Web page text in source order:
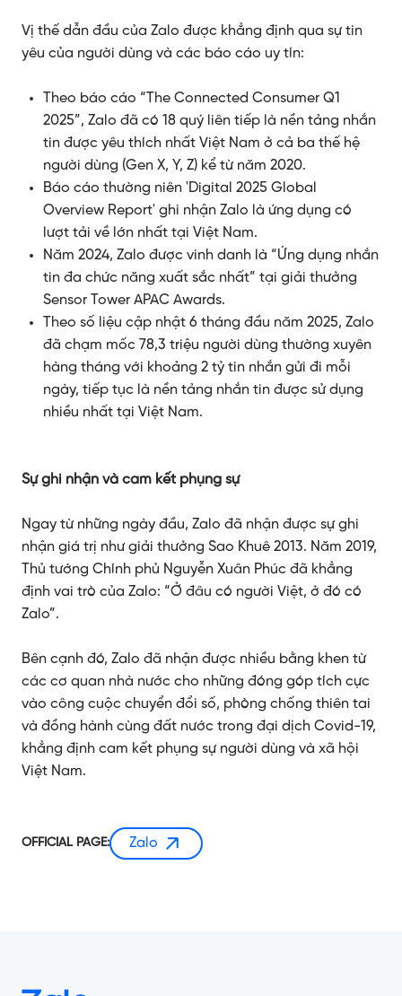
Vị thế dẫn đầu của Zalo được khẳng định qua sự tin
yêu của người dùng và các báo cáo uy tín:
Theo báo cáo “The Connected Consumer Q1
2025”, Zalo đã có 18 quý liên tiếp là nền tảng nhắn
tin được yêu thích nhất Việt Nam ở cả ba thế hệ
người dùng (Gen X, Y, Z) kể từ năm 2020.
Báo cáo thường niên 'Digital 2025 Global
Overview Report' ghi nhận Zalo là ứng dụng có
lượt tải về lớn nhất tại Việt Nam.
Năm 2024, Zalo được vinh danh là “Ứng dụng nhắn
tin đa chức năng xuất sắc nhất” tại giải thưởng
Sensor Tower APAC Awards.
Theo số liệu cập nhật 6 tháng đầu năm 2025, Zalo
đã chạm mốc 78,3 triệu người dùng thường xuyên
hàng tháng với khoảng 2 tỷ tin nhắn gửi đi mỗi
ngày, tiếp tục là nền tảng nhắn tin được sử dụng
nhiều nhất tại Việt Nam.
Sự ghi nhận và cam kết phụng sự
Ngay từ những ngày đầu, Zalo đã nhận được sự ghi
nhận giá trị như giải thưởng Sao Khuê 2013. Năm 2019,
Thủ tướng Chính phủ Nguyễn Xuân Phúc đã khẳng
định vai trò của Zalo: “Ở đâu có người Việt, ở đó có
Zalo”.
Bên cạnh đó, Zalo đã nhận được nhiều bằng khen từ
các cơ quan nhà nước cho những đóng góp tích cực
vào công cuộc chuyển đổi số, phòng chống thiên tai
và đồng hành cùng đất nước trong đại dịch Covid-19,
khẳng định cam kết phụng sự người dùng và xã hội
Việt Nam.
OFFICIAL PAGE: Zalo